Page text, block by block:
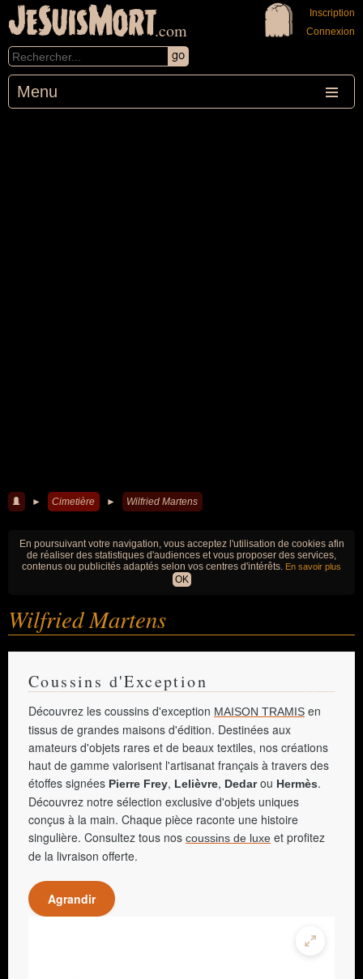
JeSuisMort.com
Menu
Inscription
Connexion
► Cimetière ► Wilfried Martens
En poursuivant votre navigation, vous acceptez l'utilisation de cookies afin
de réaliser des statistiques d'audiences et vous proposer des services,
contenus ou publicités adaptés selon vos centres d'intérêts. En savoir plus
OK
Wilfried Martens
Coussins d'Exception
Découvrez les coussins d'exception MAISON TRAMIS en
tissus de grandes maisons d'édition. Destinées aux
amateurs d'objets rares et de beaux textiles, nos créations
haut de gamme valorisent l'artisanat français à travers des
étoffes signées Pierre Frey, Lelièvre, Dedarou Hermès.
Découvrez notre sélection exclusive d'objets uniques
conçus à la main. Chaque pièce raconte une histoire
singulière. Consultez tous nos coussins de luxe et profitez
de la livraison offerte.
Agrandir